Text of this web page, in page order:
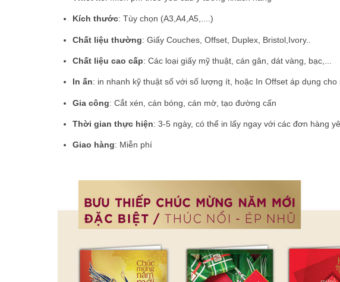
Kích thước: Tùy chọn (A3,A4,A5,....)
Chất liệu thường: Giấy Couches, Offset, Duplex, Bristol,Ivory..
Chất liệu cao cấp: Các loại giấy mỹ thuật, cán gân, dát vàng, bạc,...
In ấn: in nhanh kỹ thuật số với số lượng ít, hoặc In Offset áp dụng cho
Gia công: Cắt xén, cán bóng, cán mờ, tạo đường cấn
Thời gian thực hiện: 3-5 ngày, có thể in lấy ngay với các đơn hàng
Giao hàng: Miễn phí